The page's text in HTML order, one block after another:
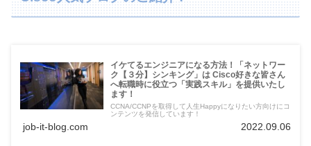
イケてるエンジニアになる方法！「ネットワー
ク【３分】シンキング」は Cisco好きな皆さん
へ転職時に役立つ「実践スキル」を提供いたし
ます！
CCNA/CCNPを取得して人生Happyになりたい方向けにコ
ンテンツを発信しています！
job-it-blog.com 2022.09.06